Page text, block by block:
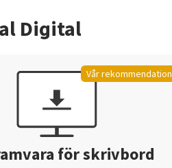
Digital
Vår rekommendation
för skrivbord